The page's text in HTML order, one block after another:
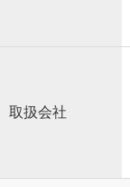
取扱会社